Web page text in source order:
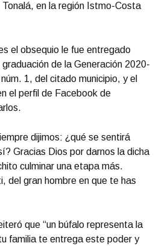
Tonalá, en la región Istmo-Costa
el obsequio le fue entregado
de la Generación 2020-
1, del citado municipio, y el
el perfil de Facebook de
dijimos: ¿qué se sentirá
Gracias Dios por darnos la dicha
culminar una etapa más.
del gran hombre en que te has
que “un búfalo representa la
familia te entrega este poder y